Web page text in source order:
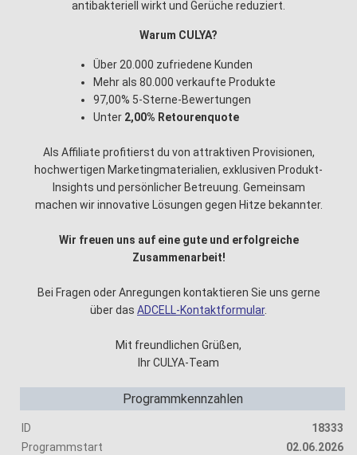
antibakteriell wirkt und Gerüche reduziert.
Warum CULYA?
Über 20.000 zufriedene Kunden
Mehr als 80.000 verkaufte Produkte
97,00% 5-Sterne-Bewertungen
Unter 2,00% Retourenquote
Als Affiliate profitierst du von attraktiven Provisionen,
hochwertigen Marketingmaterialien, exklusiven Produkt-
Insights und persönlicher Betreuung. Gemeinsam
machen wir innovative Lösungen gegen Hitze bekannter.
Wir freuen uns auf eine gute und erfolgreiche
Zusammenarbeit!
Bei Fragen oder Anregungen kontaktieren Sie uns gerne
über das ADCELL-Kontaktformular.
Mit freundlichen Grüßen,
Ihr CULYA-Team
Programmkennzahlen
ID
18333
Programmstart
02.06.2026